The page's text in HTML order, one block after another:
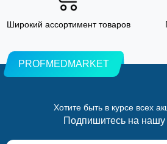
Широкий ассортимент товаров
PROFMEDMARKET
Хотите быть в курсе всех
Подпишитесь на нашу